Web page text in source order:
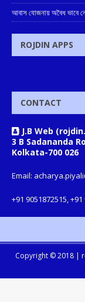
আবাস যোজনায় অবৈধ ভাবে
ROJDIN APPS
CONTACT
J.B Web
3 B Sadananda
Kolkata-700 026
Email:
+91 9051872515, +91
Copyright © 2018 |